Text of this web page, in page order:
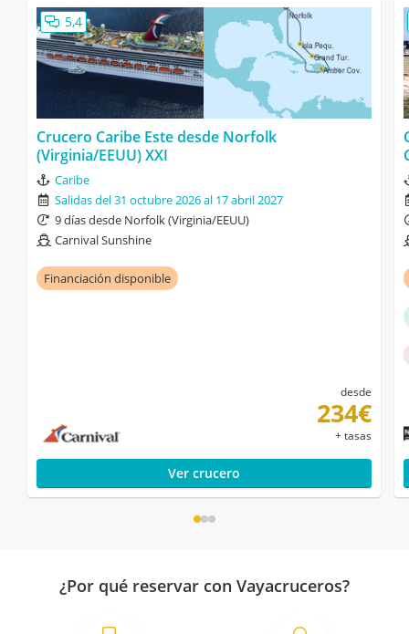
5,4
Crucero Caribe Este desde Norfolk
(Virginia/EEUU) XXI
Caribe
Salidas del 31 octubre 2026 al 17 abril 2027
9 días desde Norfolk (Virginia/EEUU)
Carnival Sunshine
Financiación disponible
desde
234€
+ tasas
Ver crucero
¿Por qué reservar con Vayacruceros?